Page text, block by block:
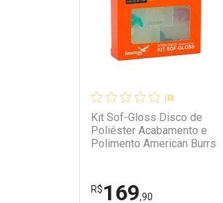
(0)
Kit Sof-Gloss Disco de
Poliéster Acabamento e
Polimento American Burrs
R$169,90